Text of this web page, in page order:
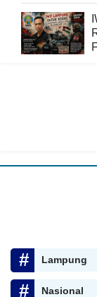
Lampung
Nasional